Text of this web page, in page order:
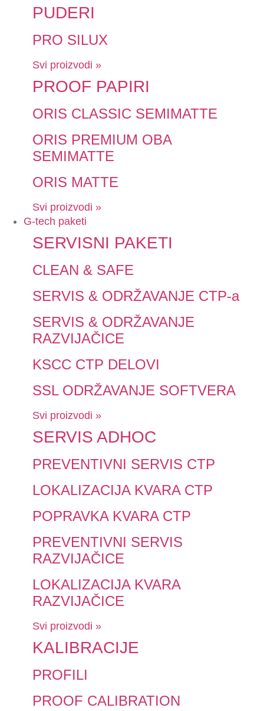
PUDERI
PRO SILUX
Svi proizvodi »
PROOF PAPIRI
ORIS CLASSIC SEMIMATTE
ORIS PREMIUM OBA
SEMIMATTE
ORIS MATTE
Svi proizvodi »
G-tech paketi
SERVISNI PAKETI
CLEAN & SAFE
SERVIS & ODRŽAVANJE CTP-a
SERVIS & ODRŽAVANJE
RAZVIJAČICE
KSCC CTP DELOVI
SSL ODRŽAVANJE SOFTVERA
Svi proizvodi »
SERVIS ADHOC
PREVENTIVNI SERVIS CTP
LOKALIZACIJA KVARA CTP
POPRAVKA KVARA CTP
PREVENTIVNI SERVIS
RAZVIJAČICE
LOKALIZACIJA KVARA
RAZVIJAČICE
Svi proizvodi »
KALIBRACIJE
PROFILI
PROOF CALIBRATION